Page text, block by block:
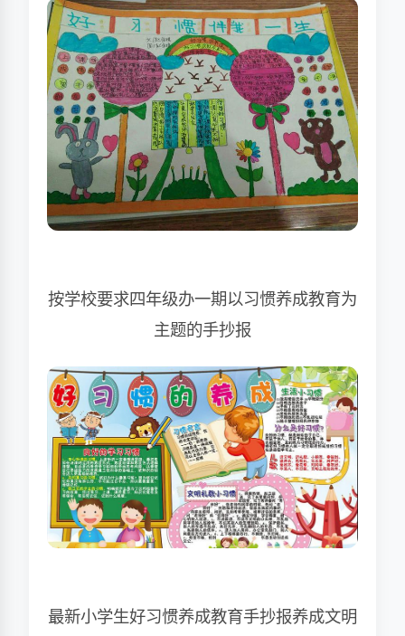
按学校要求四年级办一期以习惯养成教育为
主题的手抄报
最新小学生好习惯养成教育手抄报养成文明